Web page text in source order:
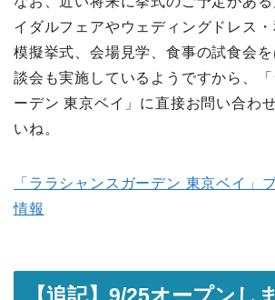
イダルフェアやウェディングドレス・
模擬挙式、会場見学、食事の試食会
談会も実施しているようですから、
ーデン 東京ベイ」に直接お問い合わ
いね。
「ララシャンスガーデン 東京ベイ」
情報